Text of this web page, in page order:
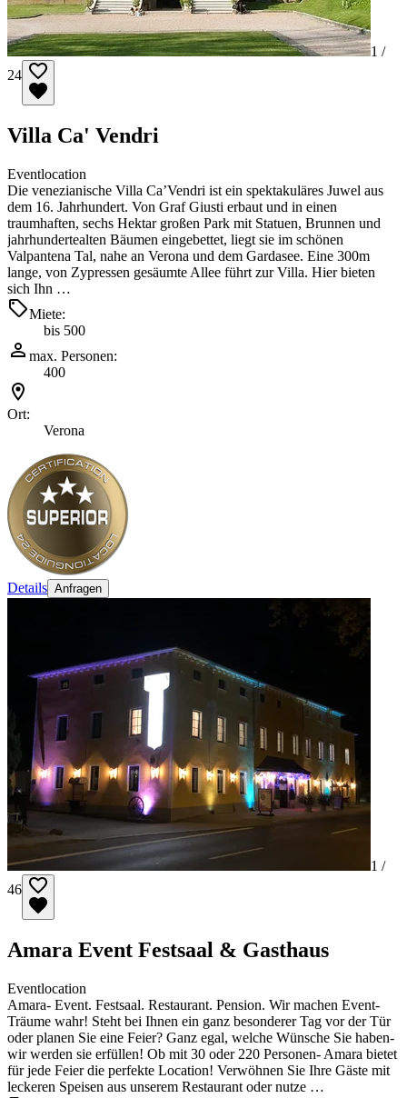
1 /
24
Villa Ca' Vendri
Eventlocation
Die venezianische Villa Ca’Vendri ist ein spektakuläres Juwel aus
dem 16. Jahrhundert. Von Graf Giusti erbaut und in einen
traumhaften, sechs Hektar großen Park mit Statuen, Brunnen und
jahrhundertealten Bäumen eingebettet, liegt sie im schönen
Valpantena Tal, nahe an Verona und dem Gardasee. Eine 300m
lange, von Zypressen gesäumte Allee führt zur Villa. Hier bieten
sich Ihn …
Miete:
bis 500
max. Personen:
400
Ort:
Verona
Details Anfragen
1 /
46
Amara Event Festsaal & Gasthaus
Eventlocation
Amara- Event. Festsaal. Restaurant. Pension. Wir machen Event-
Träume wahr! Steht bei Ihnen ein ganz besonderer Tag vor der Tür
oder planen Sie eine Feier? Ganz egal, welche Wünsche Sie haben-
wir werden sie erfüllen! Ob mit 30 oder 220 Personen- Amara bietet
für jede Feier die perfekte Location! Verwöhnen Sie Ihre Gäste mit
leckeren Speisen aus unserem Restaurant oder nutze …